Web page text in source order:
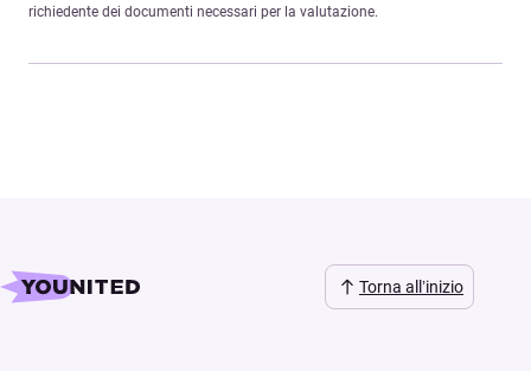
richiedente dei documenti necessari per la valutazione.
Torna all’inizio